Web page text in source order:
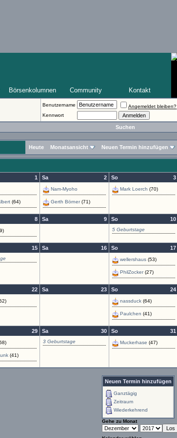
Börsenkolumnen Community Kontakt
Benutzername
Angemeldet bleiben?
Kennwort
Suchen
Heute Monatsansicht Neuen Termin hinzufügen
1
(64)
2
Sa
Nam-Myoho
Gerth Börner(71)
3
So
Mark Loerch (70)
8 9
Sa 10
So
5 Geburtstage
15 16
Sa 17
So
wellershaus (53)
PhilZocker(27)
22 23
Sa 24
So
nassduck (64)
Paulchen (41)
29
(41)
30
Sa
3 Geburtstage
31
So
Muckerhase (47)
Neuen Termin hinzufügen
Ganztägig
Zeitraum
Wiederkehrend
Gehe zu Monat